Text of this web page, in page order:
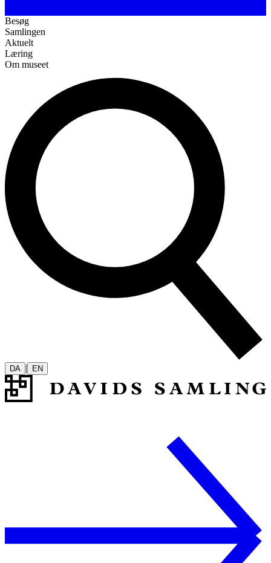
Besøg
Samlingen
Aktuelt
Læring
Om museet
DA | EN